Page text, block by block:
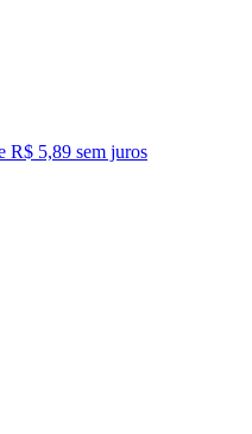
R$ 5,89 sem juros